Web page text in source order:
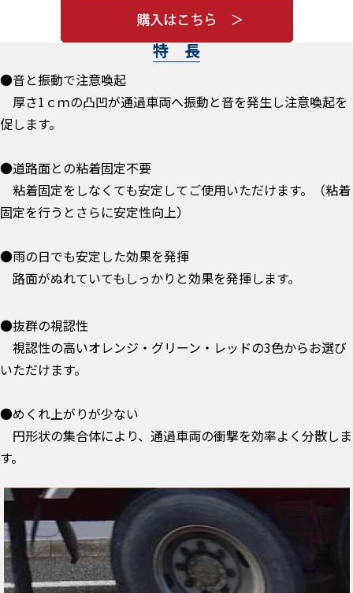
特 長
●音と振動で注意喚起
厚さ1ｃｍの凸凹が通過車両へ振動と音を発生し注意喚起を
促します。
●道路面との粘着固定不要
粘着固定をしなくても安定してご使用いただけます。（粘着
固定を行うとさらに安定性向上）
●雨の日でも安定した効果を発揮
路面がぬれていてもしっかりと効果を発揮します。
●抜群の視認性
視認性の高いオレンジ・グリーン・レッドの3色からお選び
いただけます。
●めくれ上がりが少ない
円形状の集合体により、通過車両の衝撃を効率よく分散しま
す。